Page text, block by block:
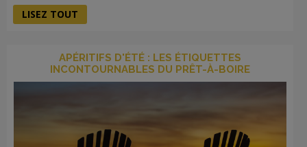
LISEZ TOUT
APÉRITIFS D'ÉTÉ : LES ÉTIQUETTES
INCONTOURNABLES DU PRÊT-À-BOIRE